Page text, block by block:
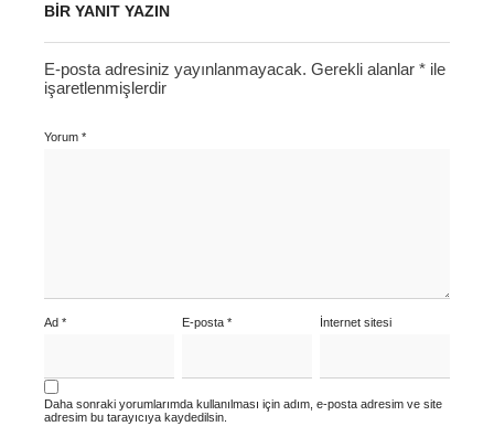
BIR YANIT YAZIN
E-posta adresiniz yayınlanmayacak. Gerekli alanlar * ile
işaretlenmişlerdir
Yorum *
Ad * E-posta* İnternet sitesi
Daha sonraki yorumlarımda kullanılması için adım, e-posta adresim ve site
adresim bu tarayıcıya kaydedilsin.